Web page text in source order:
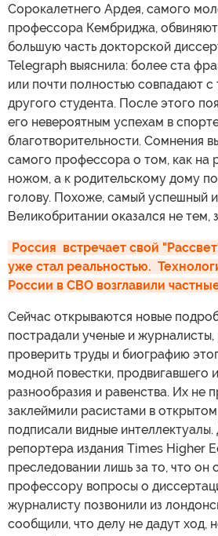
Сорокалетнего Ардея, самого
профессора Кембриджа,
большую часть докторской
Telegraph выяснила: более ста
или почти полностью совпадают
другого студента. После этого
его невероятным успехам в
благотворительности. Сомнения
самого профессора о том, как на
ножом, а к родительскому дому
голову. Похоже, самый успешный
Великобритании оказался не тем,
Россия  встречает свой
уже стал реальностью.
России в СВО возглавили
Сейчас открываются новые
пострадали ученые и
проверить труды и биографию
модной повестки, продвигавшего
разнообразия и равенства. Их не
заклеймили расистами в
подписали видные
репортера издания Times Higher
преследовании лишь за то, что он
профессору вопросы о
журналисту позвонили из
сообщили, что делу не дадут ход,